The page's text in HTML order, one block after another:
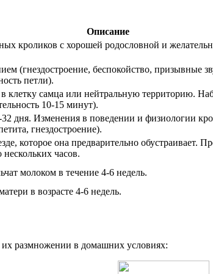
Описание
кроликов с хорошей родословной и
(гнездостроение, беспокойство, призывные
петли).
клетку самца или нейтральную территорию.
10-15 минут).
дня. Изменения в поведении и физиологии
гнездостроение).
которое она предварительно обустраивает.
часов.
молоком в течение 4-6 недель.
в возрасте 4-6 недель.
размножении в домашних условиях: